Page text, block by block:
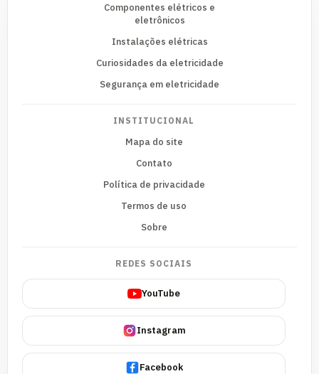
Componentes elétricos e
eletrônicos
Instalações elétricas
Curiosidades da eletricidade
Segurança em eletricidade
INSTITUCIONAL
Mapa do site
Contato
Política de privacidade
Termos de uso
Sobre
REDES SOCIAIS
YouTube
Instagram
Facebook